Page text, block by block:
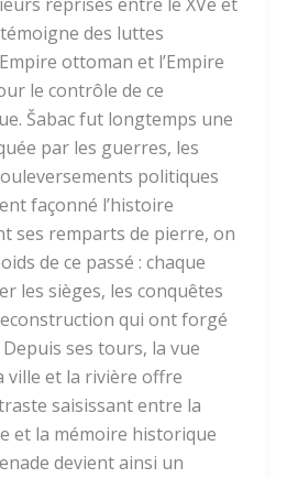
des luttes
ottoman et l’Empire
le contrôle de ce
Šabac fut longtemps une
par les guerres, les
politiques
façonné l’histoire
ses remparts de pierre, on
de ce passé : chaque
les sièges, les conquêtes
qui ont forgé
ses tours, la vue
ville et la rivière offre
saisissant entre la
et la mémoire historique
devient ainsi un